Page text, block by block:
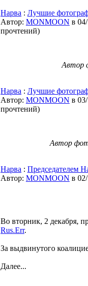
Нарва : Лучшие
Автор: MONMOON в
прочтений)
Автор
Нарва : Лучшие
Автор: MONMOON в
прочтений)
Автор
Нарва : Председателем
Автор: MONMOON в
Во вторник, 2 декабря,
Rus.Err.
За выдвинутого
Далее...